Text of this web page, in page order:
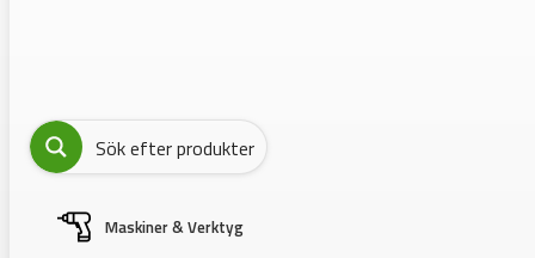
Maskiner & Verktyg